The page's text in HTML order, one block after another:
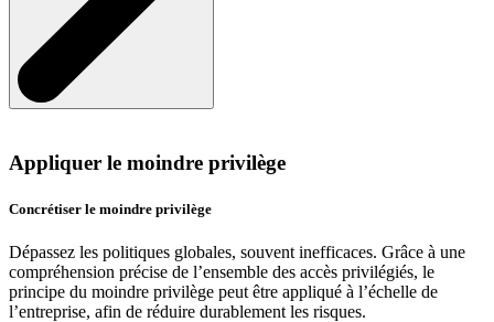
Appliquer le moindre privilège
Concrétiser le moindre privilège
Dépassez les politiques globales, souvent inefficaces. Grâce à une
compréhension précise de l’ensemble des accès privilégiés, le
principe du moindre privilège peut être appliqué à l’échelle de
l’entreprise, afin de réduire durablement les risques.